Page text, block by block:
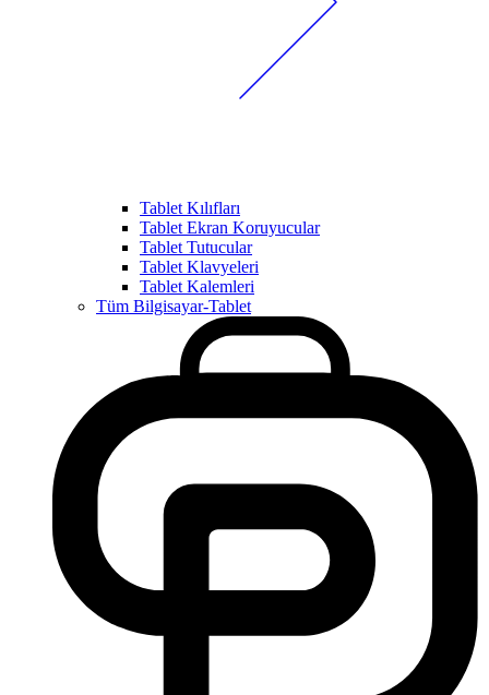
Tablet Kılıfları
Tablet Ekran Koruyucular
Tablet Tutucular
Tablet Klavyeleri
Tablet Kalemleri
Tüm Bilgisayar-Tablet